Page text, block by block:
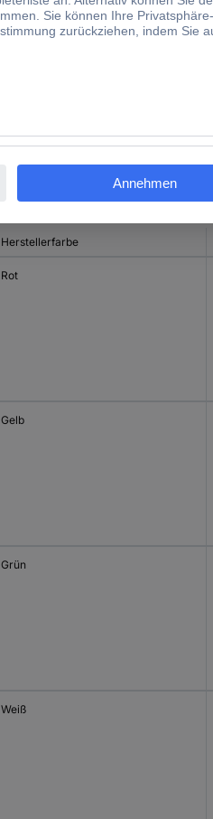
4.8 mm
Herstellerfarbe
Rot
Gelb
Grün
Weiß